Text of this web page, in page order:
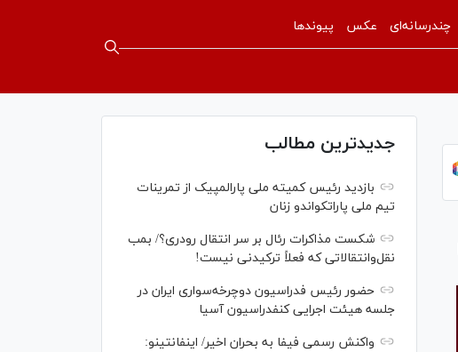
چندرسانه‌ای عکس پیوندها
جدیدترین مطالب
بازدید رئیس کمیته ملی پارالمپیک از تمرینات
تیم ملی پاراتکواندو زنان
شکست مذاکرات رئال بر سر انتقال رودری؟/ بمب
نقل‌وانتقالاتی که فعلاً ترکیدنی نیست!
حضور رئیس فدراسیون دوچرخه‌سواری ایران در
جلسه هیئت اجرایی کنفدراسیون آسیا
واکنش رسمی فیفا به بحران اخیر/ اینفانتینو: